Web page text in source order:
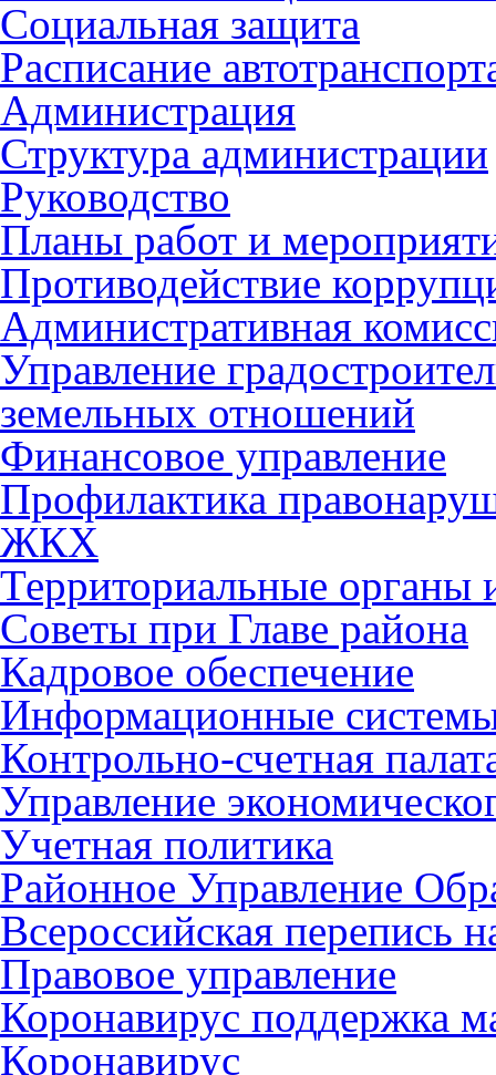
Социальная защита
Расписание
Администрация
Структура администрации
Руководство
Планы работ и
Противодействие
Административная
Управление
земельных отношений
Финансовое управление
Профилактика
ЖКХ
Территориальные органы
Советы при Главе района
Кадровое обеспечение
Информационные
Контрольно-счетная
Управление
Учетная политика
Районное Управление
Всероссийская перепись
Правовое управление
Коронавирус поддержка
Коронавирус